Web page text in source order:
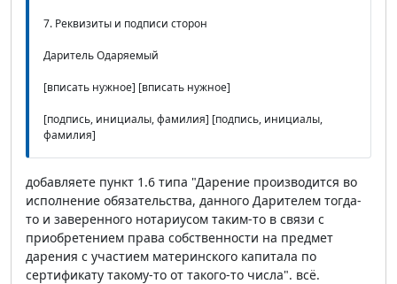
7. Реквизиты и подписи сторон
Даритель Одаряемый
[вписать нужное] [вписать нужное]
[подпись, инициалы, фамилия] [подпись, инициалы,
фамилия]
добавляете пункт 1.6 типа "Дарение производится во
исполнение обязательства, данного Дарителем тогда-
то и заверенного нотариусом таким-то в связи с
приобретением права собственности на предмет
дарения с участием материнского капитала по
сертификату такому-то от такого-то числа". всё.